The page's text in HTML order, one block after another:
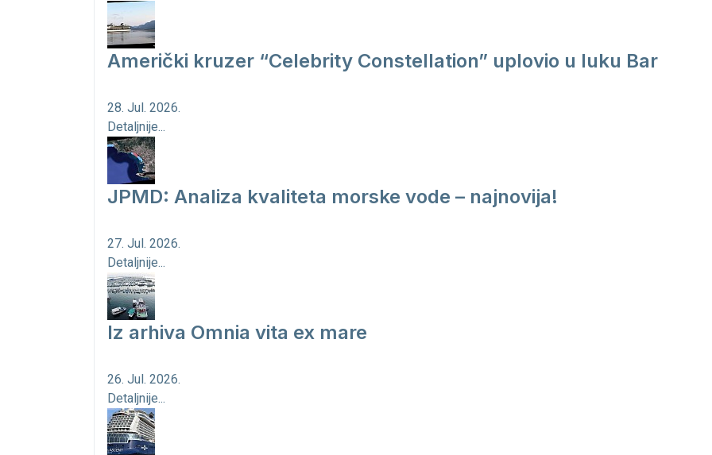
Američki kruzer “Celebrity Constellation” uplovio u luku Bar
28. Jul. 2026.
Detaljnije...
JPMD: Analiza kvaliteta morske vode – najnovija!
27. Jul. 2026.
Detaljnije...
Iz arhiva Omnia vita ex mare
26. Jul. 2026.
Detaljnije...